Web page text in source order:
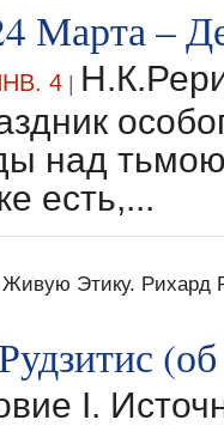
Марта –
4 |
над
есть,...
I.